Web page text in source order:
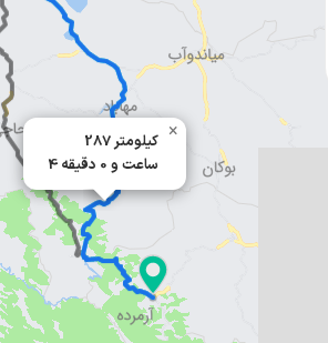
287 کیلومتر
4 ساعت و 0 دقیقه
×